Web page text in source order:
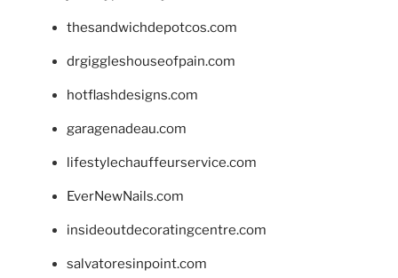
thesandwichdepotcos.com
drgiggleshouseofpain.com
hotflashdesigns.com
garagenadeau.com
lifestylechauffeurservice.com
EverNewNails.com
insideoutdecoratingcentre.com
salvatoresinpoint.com